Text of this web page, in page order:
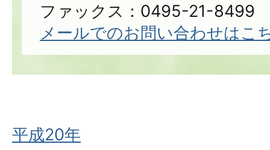
ファックス：0495-21-8499
メールでのお問い合わせはこ
平成20年